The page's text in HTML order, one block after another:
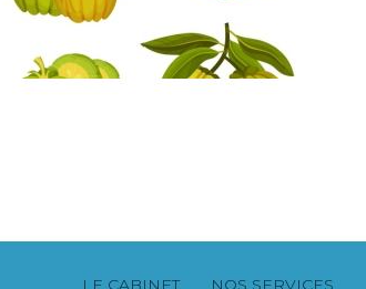
Footer
LE CABINET NOS SERVICES